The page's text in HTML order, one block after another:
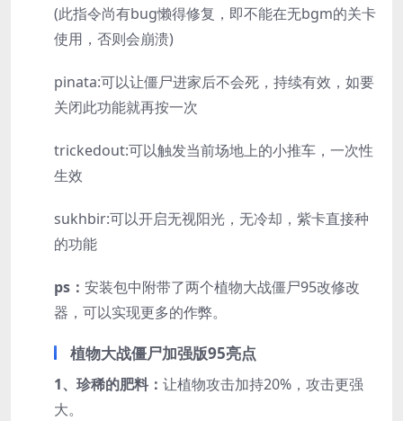
(此指令尚有bug懒得修复，即不能在无bgm的关卡
使用，否则会崩溃)
pinata:可以让僵尸进家后不会死，持续有效，如要
关闭此功能就再按一次
trickedout:可以触发当前场地上的小推车，一次性
生效
sukhbir:可以开启无视阳光，无冷却，紫卡直接种
的功能
ps： 安装包中附带了两个植物大战僵尸95改修改
器，可以实现更多的作弊。
植物大战僵尸加强版95亮点
1、珍稀的肥料： 让植物攻击加持20%，攻击更强
大。